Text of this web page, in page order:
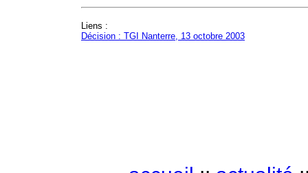
Liens :
Décision : TGI Nanterre, 13 octobre 2003